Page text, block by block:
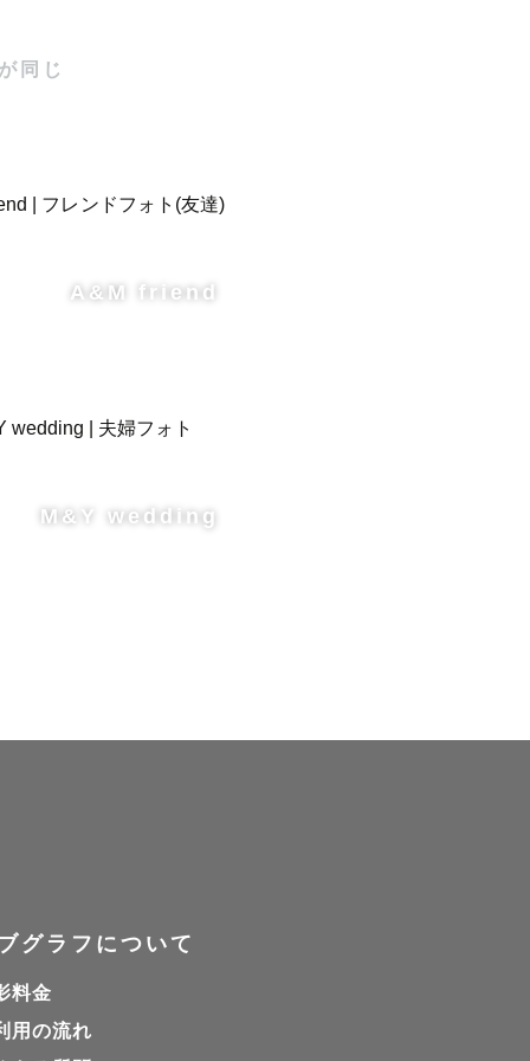
同じ
A&M friend
M&Y wedding
グラフについて
料金
用の流れ